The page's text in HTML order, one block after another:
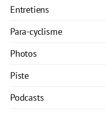
Entretiens
Para-cyclisme
Photos
Piste
Podcasts